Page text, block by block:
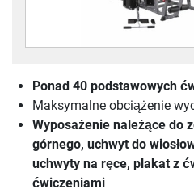
Ponad 40 podstawowych
Maksymalne obciążenie
Wyposażenie należące do
górnego, uchwyt do
uchwyty na ręce, plakat z
ćwiczeniami